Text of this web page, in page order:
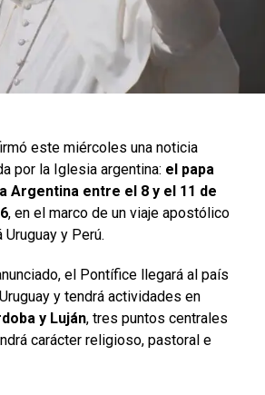
este miércoles una noticia
por la Iglesia argentina: el papa
Argentina entre el 8 y el 11 de
, en el marco de un viaje apostólico
y Perú.
el Pontífice llegará al país
y tendrá actividades en
y Luján, tres puntos centrales
carácter religioso, pastoral e